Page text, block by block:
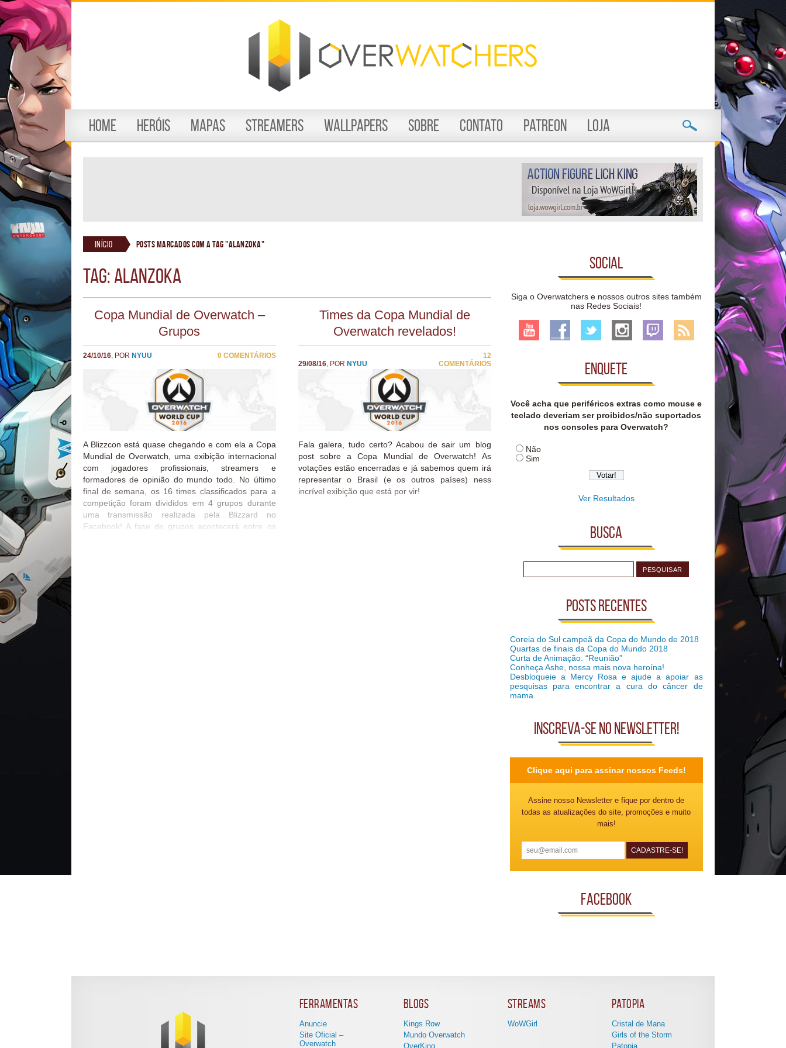
Home Heróis Mapas Streamers Wallpapers Sobre Contato Patreon Loja
Início Posts marcados com a tag "alanzoka"
TAG: alanzoka
Copa Mundial de Overwatch –
Grupos
24/10/16, POR NYUU 0 COMENTÁRIOS
A Blizzcon está quase chegando e com ela a Copa
Mundial de Overwatch, uma exibição internacional
com jogadores profissionais, streamers e
formadores de opinião do mundo todo. No último
final de semana, os 16 times classificados para a
competição foram divididos em 4 grupos durante
uma transmissão realizada pela Blizzard no
Facebook! A fase de grupos acontecerá entre os
Times da Copa Mundial de
Overwatch revelados!
29/08/16, POR NYUU
12
COMENTÁRIOS
Fala galera, tudo certo? Acabou de sair um blog
post sobre a Copa Mundial de Overwatch! As
votações estão encerradas e já sabemos quem irá
representar o Brasil (e os outros países) ness
incrível exibição que está por vir!
Social
Siga o Overwatchers e nossos outros sites também
nas Redes Sociais!
Enquete
Você acha que periféricos extras como mouse e
teclado deveriam ser proibidos/não suportados
nos consoles para Overwatch?
Não
Sim
Ver Resultados
Busca
Posts recentes
Coreia do Sul campeã da Copa do Mundo de 2018
Quartas de finais da Copa do Mundo 2018
Curta de Animação: “Reunião”
Conheça Ashe, nossa mais nova heroína!
Desbloqueie a Mercy Rosa e ajude a apoiar as
pesquisas para encontrar a cura do câncer de
mama
Inscreva-se no Newsletter!
Clique aqui para assinar nossos Feeds!
Assine nosso Newsletter e fique por dentro de
todas as atualizações do site, promoções e muito
mais!
Facebook
Ferramentas
Anuncie
Site Oficial –
Overwatch
Blogs
Kings Row
Mundo Overwatch
OverKing
Streams
WoWGirl
Patopia
Cristal de Mana
Girls of the Storm
Patopia